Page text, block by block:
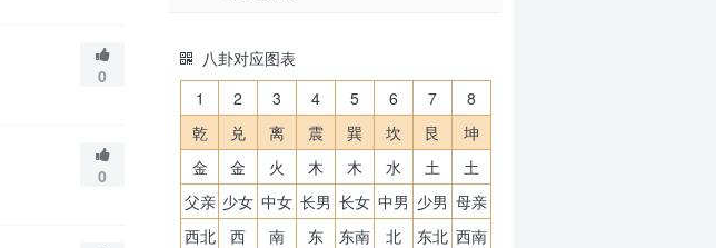
0
0
八卦对应图表
1 2 3 4 5 6 7
8
乾
兑 离 震 巽 坎 艮
坤
金
金 火 木 木 水 土
土
父亲 少女 中女 长男 长女 中男 少男 母亲
西北
西 南 东 东南 北 东北 西南